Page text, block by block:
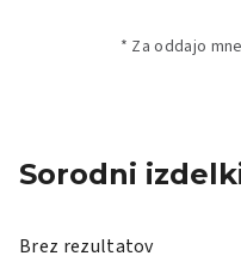
* Za oddajo
Sorodni
Brez rezultatov